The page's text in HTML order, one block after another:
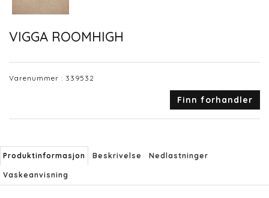
VIGGA ROOMHIGH
Varenummer : 339532
Finn forhandler
Produktinformasjon Beskrivelse Nedlastninger
Vaskeanvisning